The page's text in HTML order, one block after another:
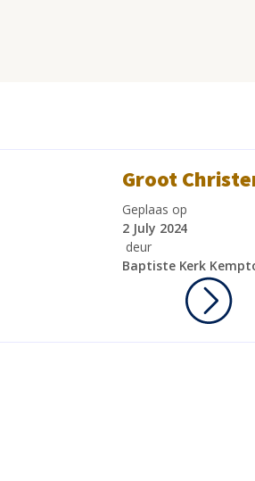
Groot
Geplaas op
2 July 2024
deur
Baptiste Kerk